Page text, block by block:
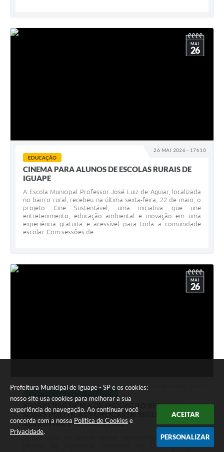
Prefeitura Municipal de Iguape - SP e os cookies:
nosso site usa cookies para melhorar a sua
experiência de navegação. Ao continuar você
concorda com a nossa Política de Cookies e
Privacidade.
ACEITAR
PERSONALIZAR
26 MAI 2026 - 17h10
MAI
26
EDUCAÇÃO
CINEMA PARA ALUNOS DE ESCOLAS RURAIS DE
IGUAPE
A Escola Municipal Professor José Luiz de Aguiar, localizada
no bairro rural, recebeu na última sexta-feira, 22 de maio, o
projeto Cine Sustentável, uma iniciativa que une
entretenimento, educação ambiental e inovação em uma
experiência gratuita e acessível para toda a comunidade
escolar. Com sessões de...
MAI
26
IGUAPE PARTICIPA DE ENCONTRO REGIONAL
SOBRE POLÍTICAS PÚBLICAS DE SEGURANÇA
ALIMENTAR E NUTRICIONAL
O município de Iguape esteve representado pela equipe
técnica da Secretaria Municipal de Desenvolvimento